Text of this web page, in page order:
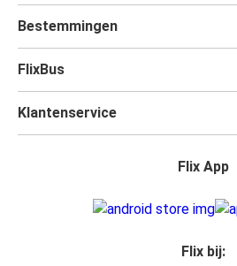
Bestemmingen
FlixBus
Klantenservice
Flix App
Flix bij: